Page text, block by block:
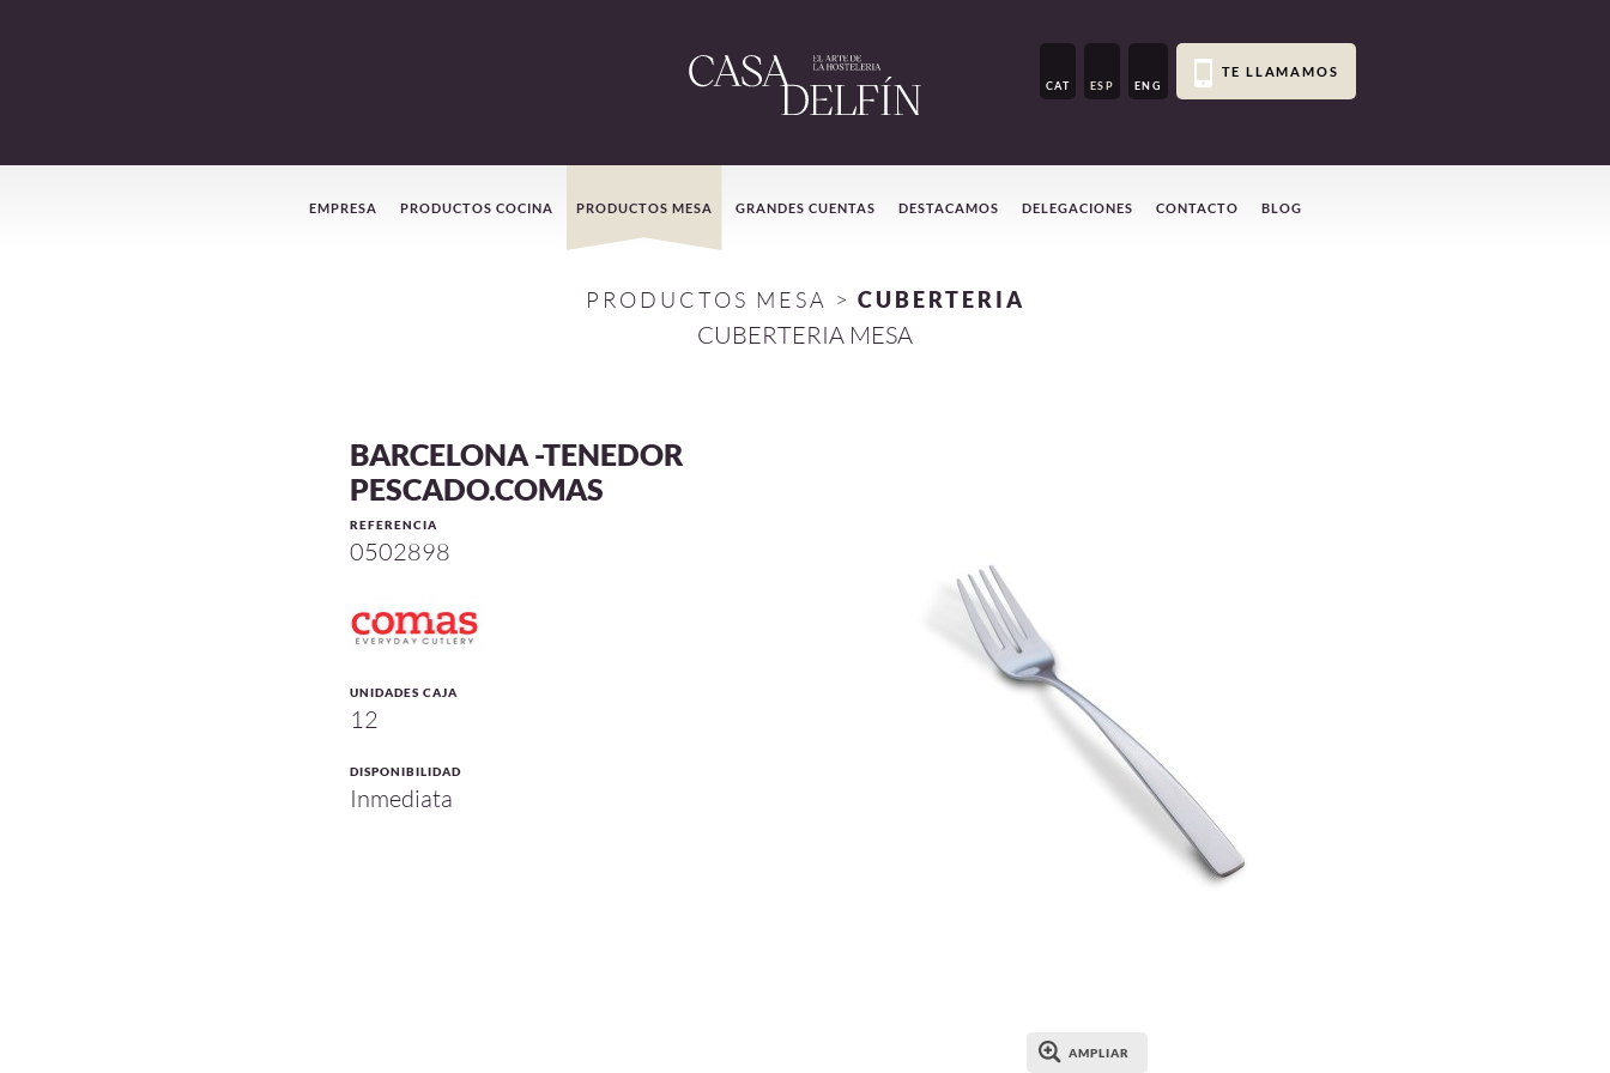
CAT ESP ENG
TE LLAMAMOS
Menú
EMPRESA PRODUCTOS COCINA PRODUCTOS MESA GRANDES CUENTAS DESTACAMOS DELEGACIONES CONTACTO BLOG
PRODUCTOS MESA > CUBERTERIA
CUBERTERIA MESA
BARCELONA -TENEDOR
PESCADO.COMAS
REFERENCIA
0502898
UNIDADES CAJA
12
DISPONIBILIDAD
Inmediata
AMPLIAR